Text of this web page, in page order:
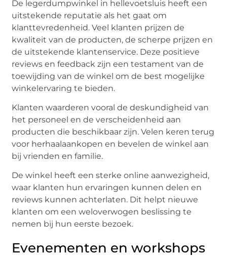
De legerdumpwinkel in hellevoetsluis heeft een
uitstekende reputatie als het gaat om
klanttevredenheid. Veel klanten prijzen de
kwaliteit van de producten, de scherpe prijzen en
de uitstekende klantenservice. Deze positieve
reviews en feedback zijn een testament van de
toewijding van de winkel om de best mogelijke
winkelervaring te bieden.
Klanten waarderen vooral de deskundigheid van
het personeel en de verscheidenheid aan
producten die beschikbaar zijn. Velen keren terug
voor herhaalaankopen en bevelen de winkel aan
bij vrienden en familie.
De winkel heeft een sterke online aanwezigheid,
waar klanten hun ervaringen kunnen delen en
reviews kunnen achterlaten. Dit helpt nieuwe
klanten om een weloverwogen beslissing te
nemen bij hun eerste bezoek.
Evenementen en workshops